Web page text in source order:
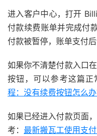
进入客户中心，打开
付款续费账单并完成付
付款被暂停，账单支付后
如果你不清楚付款入口
按钮，可以参考这篇正
程：没有续费按钮怎么办
如果已经进入付款页面
考： 最新搬瓦工使用支